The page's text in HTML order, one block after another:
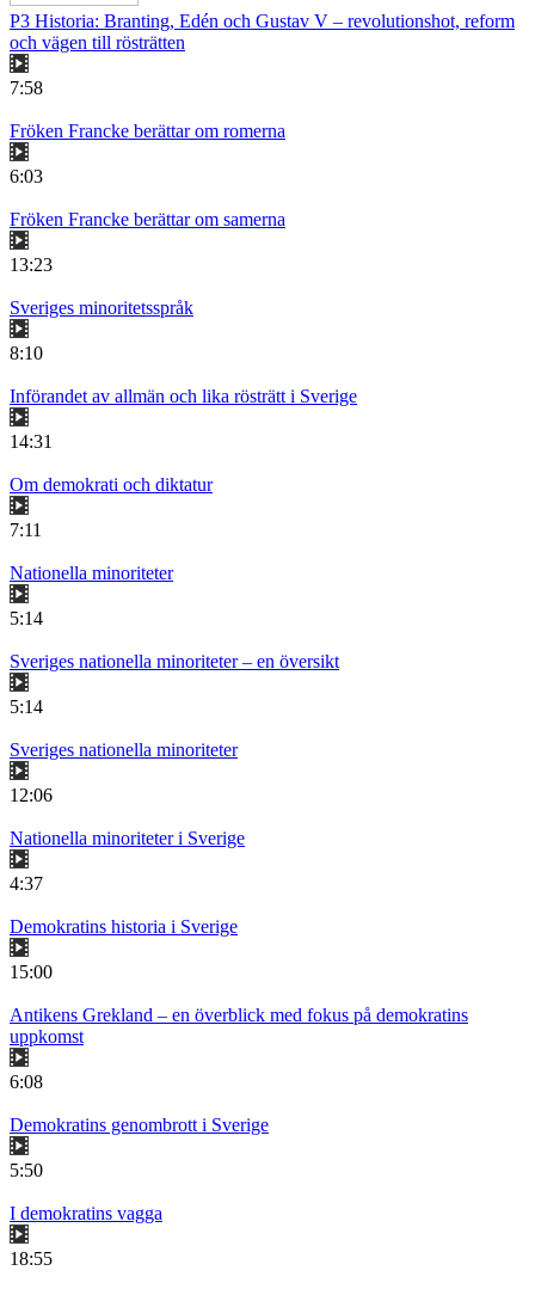
P3 Historia: Branting, Edén och Gustav V – revolutionshot, reform
och vägen till rösträtten
7:58
Fröken Francke berättar om romerna
6:03
Fröken Francke berättar om samerna
13:23
Sveriges minoritetsspråk
8:10
Införandet av allmän och lika rösträtt i Sverige
14:31
Om demokrati och diktatur
7:11
Nationella minoriteter
5:14
Sveriges nationella minoriteter – en översikt
5:14
Sveriges nationella minoriteter
12:06
Nationella minoriteter i Sverige
4:37
Demokratins historia i Sverige
15:00
Antikens Grekland – en överblick med fokus på demokratins
uppkomst
6:08
Demokratins genombrott i Sverige
5:50
I demokratins vagga
18:55